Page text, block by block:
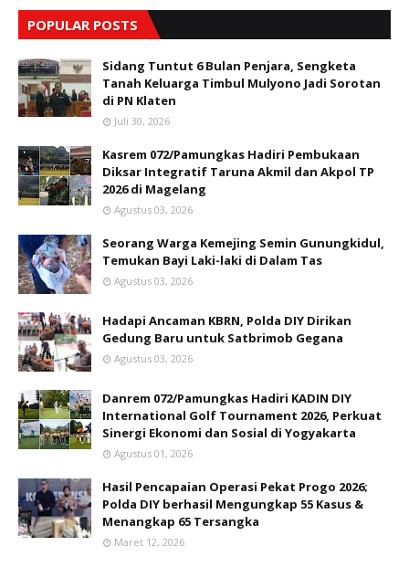
POPULAR POSTS
Sidang Tuntut 6 Bulan Penjara, Sengketa
Tanah Keluarga Timbul Mulyono Jadi Sorotan
di PN Klaten
Juli 30, 2026
Kasrem 072/Pamungkas Hadiri Pembukaan
Diksar Integratif Taruna Akmil dan Akpol TP
2026 di Magelang
Agustus 03, 2026
Seorang Warga Kemejing Semin Gunungkidul,
Temukan Bayi Laki-laki di Dalam Tas
Agustus 03, 2026
Hadapi Ancaman KBRN, Polda DIY Dirikan
Gedung Baru untuk Satbrimob Gegana
Agustus 03, 2026
Danrem 072/Pamungkas Hadiri KADIN DIY
International Golf Tournament 2026, Perkuat
Sinergi Ekonomi dan Sosial di Yogyakarta
Agustus 01, 2026
Hasil Pencapaian Operasi Pekat Progo 2026;
Polda DIY berhasil Mengungkap 55 Kasus &
Menangkap 65 Tersangka
Maret 12, 2026